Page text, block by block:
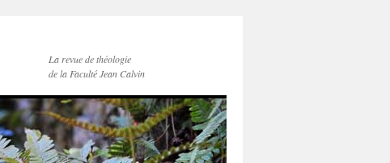
La revue de théologie
de la Faculté Jean Calvin